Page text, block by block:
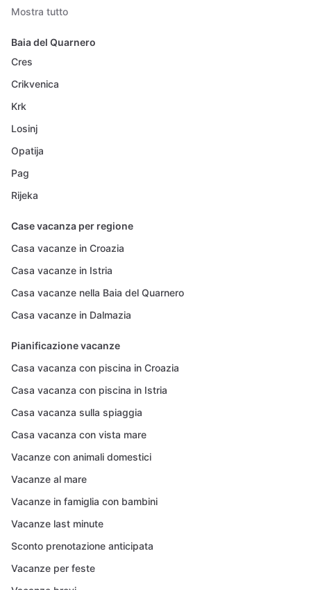
Mostra tutto
Baia del Quarnero
Cres
Crikvenica
Krk
Losinj
Opatija
Pag
Rijeka
Case vacanza per regione
Casa vacanze in Croazia
Casa vacanze in Istria
Casa vacanze nella Baia del Quarnero
Casa vacanze in Dalmazia
Pianificazione vacanze
Casa vacanza con piscina in Croazia
Casa vacanza con piscina in Istria
Casa vacanza sulla spiaggia
Casa vacanza con vista mare
Vacanze con animali domestici
Vacanze al mare
Vacanze in famiglia con bambini
Vacanze last minute
Sconto prenotazione anticipata
Vacanze per feste